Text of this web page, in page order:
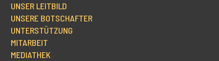
UNSER LEITBILD
UNSERE BOTSCHAFTER
UNTERSTÜTZUNG
MITARBEIT
MEDIATHEK